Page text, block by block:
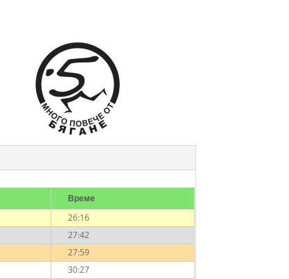
Време
26:16
27:42
27:59
30:27